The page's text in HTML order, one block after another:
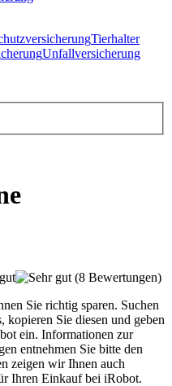
Tierhalter
Unfallversicherung
(8 Bewertungen)
Sie richtig sparen. Suchen
kopieren Sie diesen und geben
ein. Informationen zur
entnehmen Sie bitte den
zeigen wir Ihnen auch
Ihren Einkauf bei iRobot.